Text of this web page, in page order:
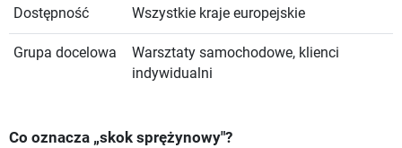
Dostępność Wszystkie kraje europejskie
Grupa docelowa
Warsztaty samochodowe, klienci
indywidualni
Co oznacza „skok sprężynowy"?